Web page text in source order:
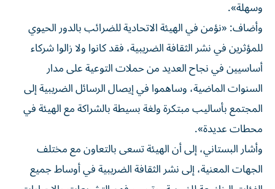
‏وسهلة».
وأضاف: «نؤمن في الهيئة الاتحادية للضرائب بالدور الحيوي
للمؤثرين في نشر الثقافة الضريبية، فقد كانوا ولا زالوا شركاء
أساسيين في نجاح العديد من حملات التوعية على مدار
السنوات الماضية، وساهموا في إيصال الرسائل الضريبية إلى
المجتمع بأساليب مبتكرة ولغة بسيطة بالشراكة مع الهيئة في
محطات عديدة».
وأشار البستاني، إلى أن الهيئة تسعى بالتعاون مع مختلف
الجهات المعنية، إلى نشر الثقافة الضريبية في أوساط جميع